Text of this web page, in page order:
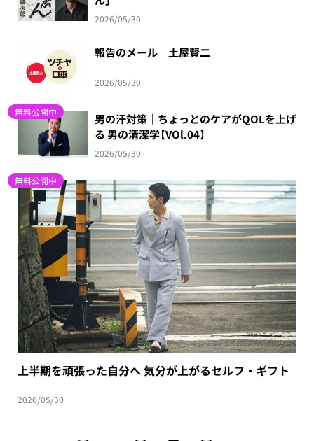
2026/05/30
報告のメール｜土屋賢二
2026/05/30
無料公開中
男の汗対策｜ちょっとのケアがQOLを上げ
る 男の清潔学【VOl.04】
2026/05/30
無料公開中
上半期を頑張った自分へ 気分が上がるセルフ・ギフト
2026/05/30